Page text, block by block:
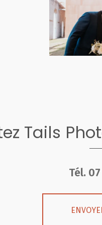
Tails
Tél.